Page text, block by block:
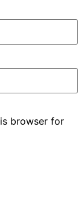
browser for